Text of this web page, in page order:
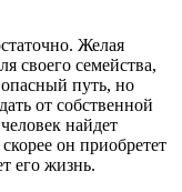
Желая
своего семейства,
путь, но
от собственной
найдет
он приобретет
его жизнь.